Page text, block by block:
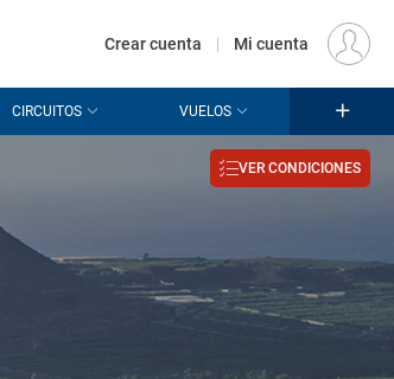
EUR
Crear cuenta | Mi cuenta
CIRCUITOS VUELOS
VER CONDICIONES